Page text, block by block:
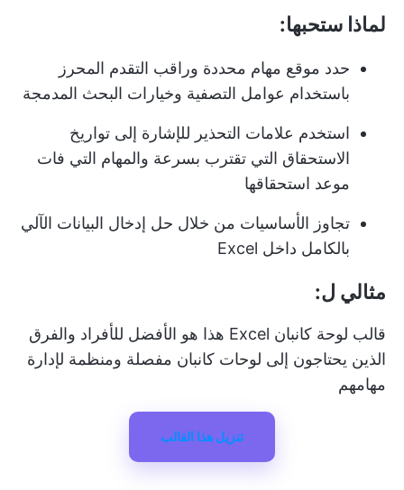
لماذا ستحبها:
حدد موقع مهام محددة وراقب التقدم المحرز
باستخدام عوامل التصفية وخيارات البحث المدمجة
استخدم علامات التحذير للإشارة إلى تواريخ
الاستحقاق التي تقترب بسرعة والمهام التي فات
موعد استحقاقها
تجاوز الأساسيات من خلال حل إدخال البيانات الآلي
بالكامل داخل Excel
مثالي ل:
قالب لوحة كانبان Excel هذا هو الأفضل للأفراد والفرق
الذين يحتاجون إلى لوحات كانبان مفصلة ومنظمة لإدارة
مهامهم
تنزيل هذا القالب